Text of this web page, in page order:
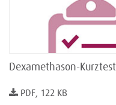
Dexamethason-Kurztest
PDF, 122 KB